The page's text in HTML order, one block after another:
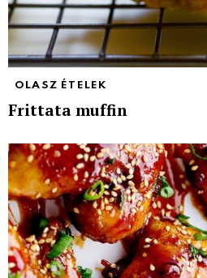
OLASZ ÉTELEK
Frittata muffin